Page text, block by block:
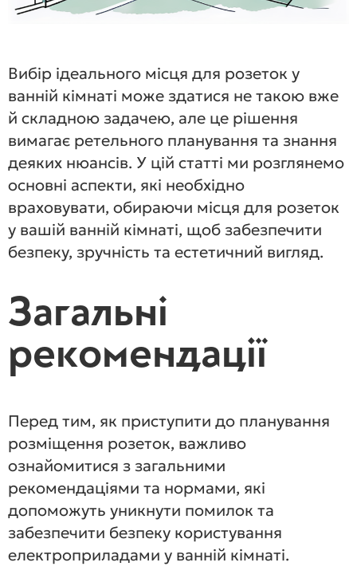
Вибір ідеального місця для розеток у
ванній кімнаті може здатися не такою вже
й складною задачею, але це рішення
вимагає ретельного планування та знання
деяких нюансів. У цій статті ми розглянемо
основні аспекти, які необхідно
враховувати, обираючи місця для розеток
у вашій ванній кімнаті, щоб забезпечити
безпеку, зручність та естетичний вигляд.
Загальні
рекомендації
Перед тим, як приступити до планування
розміщення розеток, важливо
ознайомитися з загальними
рекомендаціями та нормами, які
допоможуть уникнути помилок та
забезпечити безпеку користування
електроприладами у ванній кімнаті.